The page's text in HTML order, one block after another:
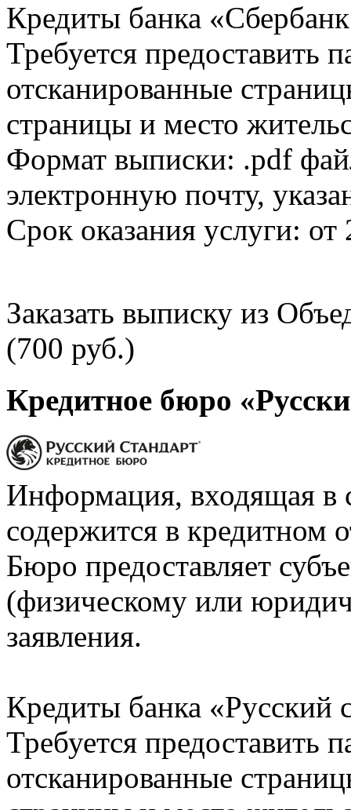
Кредиты банка
Требуется предоставить
отсканированные
страницы и место
Формат выписки: .pdf
электронную почту,
Срок оказания услуги: от
Заказать выписку из
(700 руб.)
Кредитное бюро
Информация, входящая в
содержится в кредитном
Бюро предоставляет
(физическому или
заявления.
Кредиты банка «Русский
Требуется предоставить
отсканированные